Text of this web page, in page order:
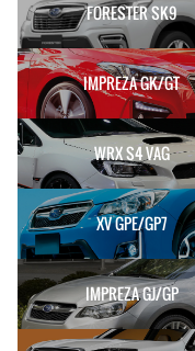
FORESTER SK9
IMPREZA GK/GT
WRX S4 VAG
XV GPE/GP7
IMPREZA GJ/GP